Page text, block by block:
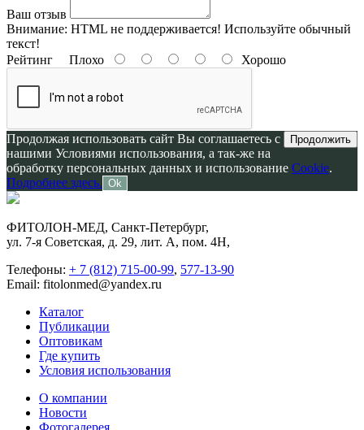
Ваш отзыв
Внимание: HTML не поддерживается! Используйте обычный
текст!
Рейтинг Плохо Хорошо
Продолжить
Продолжая использовать сайт Вы соглашаетесь с
нашими Условиями использования, а так-же на
обработку персональных данных и использование Cookie.
Подробнее здесь. Ok
ФИТОЛОН-МЕД, Санкт-Петербург,
ул. 7-я Советская, д. 29, лит. А, пом. 4Н,
Телефоны: + 7 (812) 715-00-99, 577-13-90
Email: fitolonmed@yandex.ru
Каталог
Публикации
Оптовикам
Где купить
Условия использования
О компании
Новости
Фотогалерея